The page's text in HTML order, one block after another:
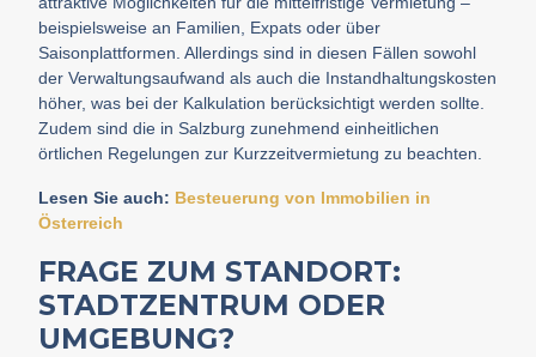
beispielsweise an Familien, Expats oder über
Saisonplattformen. Allerdings sind in diesen Fällen sowohl
der Verwaltungsaufwand als auch die Instandhaltungskosten
höher, was bei der Kalkulation berücksichtigt werden sollte.
Zudem sind die in Salzburg zunehmend einheitlichen
örtlichen Regelungen zur Kurzzeitvermietung zu beachten.
Lesen Sie auch: Besteuerung von Immobilien in
Österreich
FRAGE ZUM STANDORT:
STADTZENTRUM ODER
UMGEBUNG?